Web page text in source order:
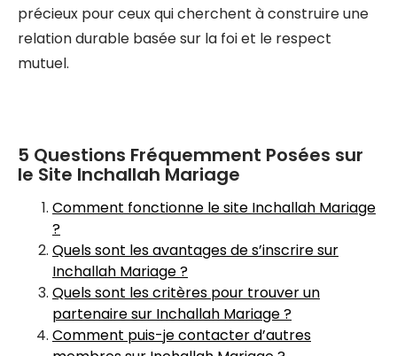
précieux pour ceux qui cherchent à construire une
relation durable basée sur la foi et le respect
mutuel.
5 Questions Fréquemment Posées sur
le Site Inchallah Mariage
Comment fonctionne le site Inchallah Mariage
?
Quels sont les avantages de s’inscrire sur
Inchallah Mariage ?
Quels sont les critères pour trouver un
partenaire sur Inchallah Mariage ?
Comment puis-je contacter d’autres